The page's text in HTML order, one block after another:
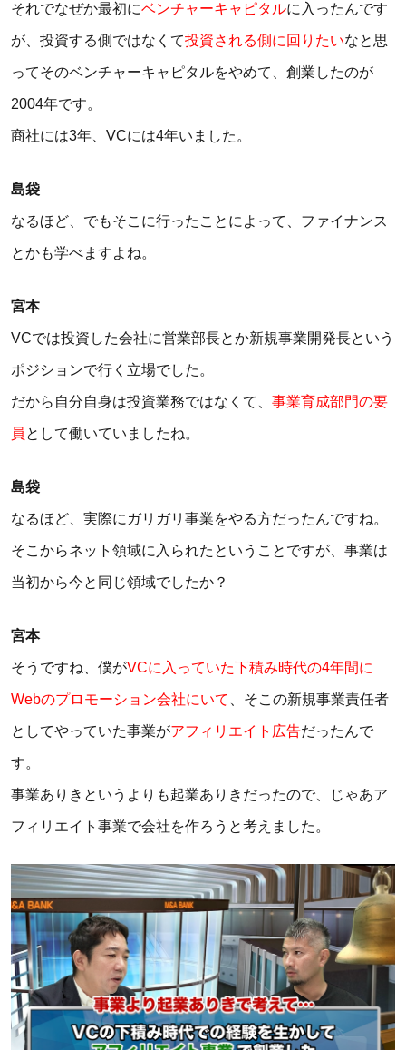
それでなぜか最初にベンチャーキャピタルに入ったんです
が、投資する側ではなくて投資される側に回りたいなと思
ってそのベンチャーキャピタルをやめて、創業したのが
2004年です。
商社には3年、VCには4年いました。
島袋
なるほど、でもそこに行ったことによって、ファイナンス
とかも学べますよね。
宮本
VCでは投資した会社に営業部長とか新規事業開発長という
ポジションで行く立場でした。
だから自分自身は投資業務ではなくて、事業育成部門の要
員 として働いていましたね。
島袋
なるほど、実際にガリガリ事業をやる方だったんですね。
そこからネット領域に入られたということですが、事業は
当初から今と同じ領域でしたか？
宮本
そうですね、僕がVCに入っていた下積み時代の4年間に
Webのプロモーション会社にいて 、そこの新規事業責任者
としてやっていた事業がアフィリエイト広告だったんで
す。
事業ありきというよりも起業ありきだったので、じゃあア
フィリエイト事業で会社を作ろうと考えました。